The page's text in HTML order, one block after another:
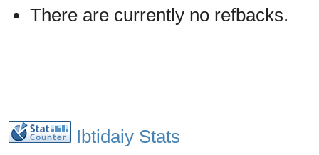
There are currently no refbacks.
Ibtidaiy Stats